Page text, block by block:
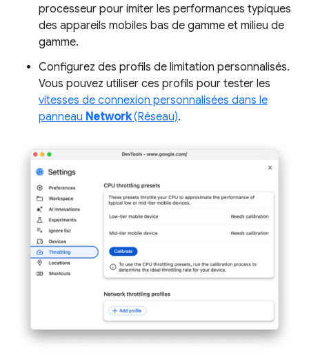
processeur pour imiter les performances typiques
des appareils mobiles bas de gamme et milieu de
gamme.
Configurez des profils de limitation personnalisés.
Vous pouvez utiliser ces profils pour tester les
vitesses de connexion personnalisées dans le
panneau Network(Réseau).